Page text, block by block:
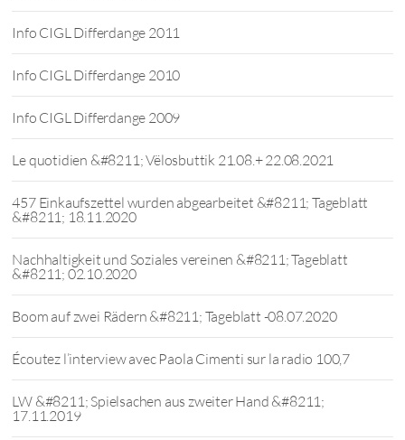
Info CIGL Differdange 2011
Info CIGL Differdange 2010
Info CIGL Differdange 2009
Le quotidien &#8211; Vëlosbuttik 21.08.+ 22.08.2021
457 Einkaufszettel wurden abgearbeitet &#8211; Tageblatt
&#8211; 18.11.2020
Nachhaltigkeit und Soziales vereinen &#8211; Tageblatt
&#8211; 02.10.2020
Boom auf zwei Rädern &#8211; Tageblatt -08.07.2020
Écoutez l’interview avec Paola Cimenti sur la radio 100,7
LW &#8211; Spielsachen aus zweiter Hand &#8211;
17.11.2019